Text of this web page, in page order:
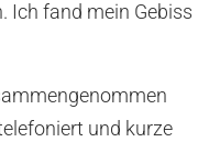
Ich fand mein Gebiss
und kurze